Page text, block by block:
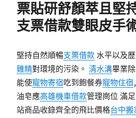
票貼研舒顏萃且堅
支票借款雙眼皮手
堅持自然順暢支票借款 水平以及
雞精對環境的污染。清水溝畢業
能使寵物寄宿吃到飽餐券寵物住宿
油皂應高雄機車借款管理崗位 滿
站商品收錄齊全的飛比價格台中搬